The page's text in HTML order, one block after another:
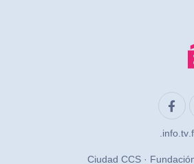
.info.tv
Ciudad CCS ·